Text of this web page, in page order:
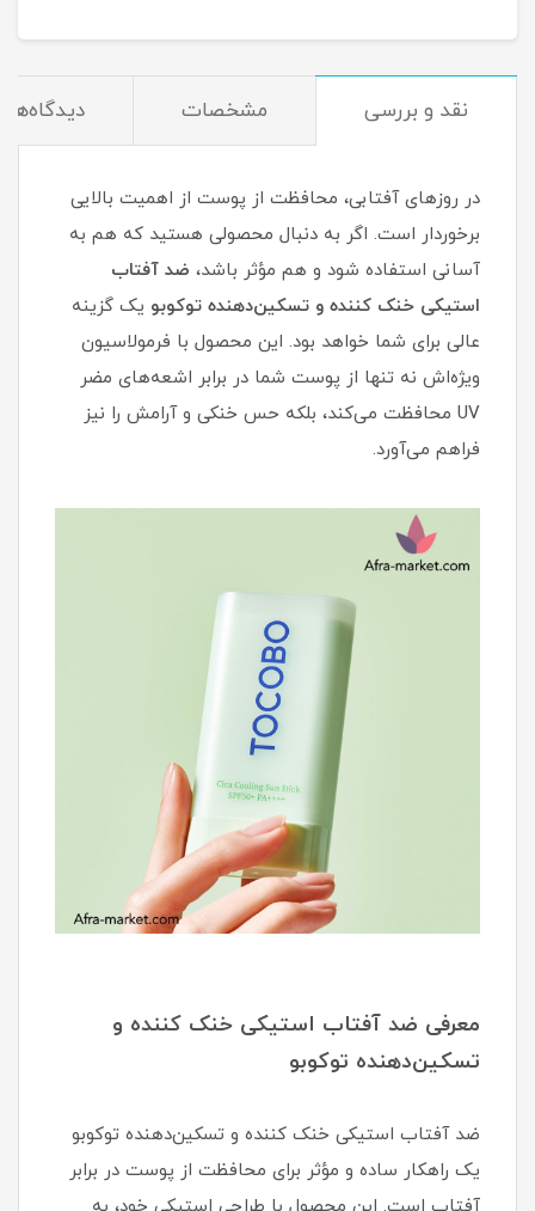
نقد و بررسی مشخصات دیدگاه‌ها
در روزهای آفتابی، محافظت از پوست از اهمیت بالایی
برخوردار است. اگر به دنبال محصولی هستید که هم به
آسانی استفاده شود و هم مؤثر باشد، ضد آفتاب
استیکی خنک کننده و تسکین‌دهنده توکوبو یک گزینه
عالی برای شما خواهد بود. این محصول با فرمولاسیون
ویژه‌اش نه تنها از پوست شما در برابر اشعه‌های مضر
UV محافظت می‌کند، بلکه حس خنکی و آرامش را نیز
فراهم می‌آورد.
معرفی ضد آفتاب استیکی خنک کننده و
تسکین‌دهنده توکوبو
ضد آفتاب استیکی خنک کننده و تسکین‌دهنده توکوبو
یک راهکار ساده و مؤثر برای محافظت از پوست در برابر